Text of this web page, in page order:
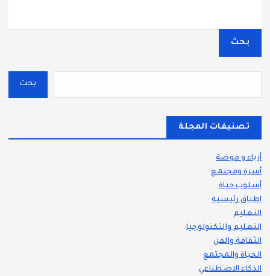
بحث
بحث
تصنيفات المجلة
أزياء و موضة
أسرة ومجتمع
أسلوب حياة
اطباق رئيسية
التعليم
التعليم والتكنولوجيا
الثقافة والفن
الحياة والمجتمع
الذكاء الاصطناعي